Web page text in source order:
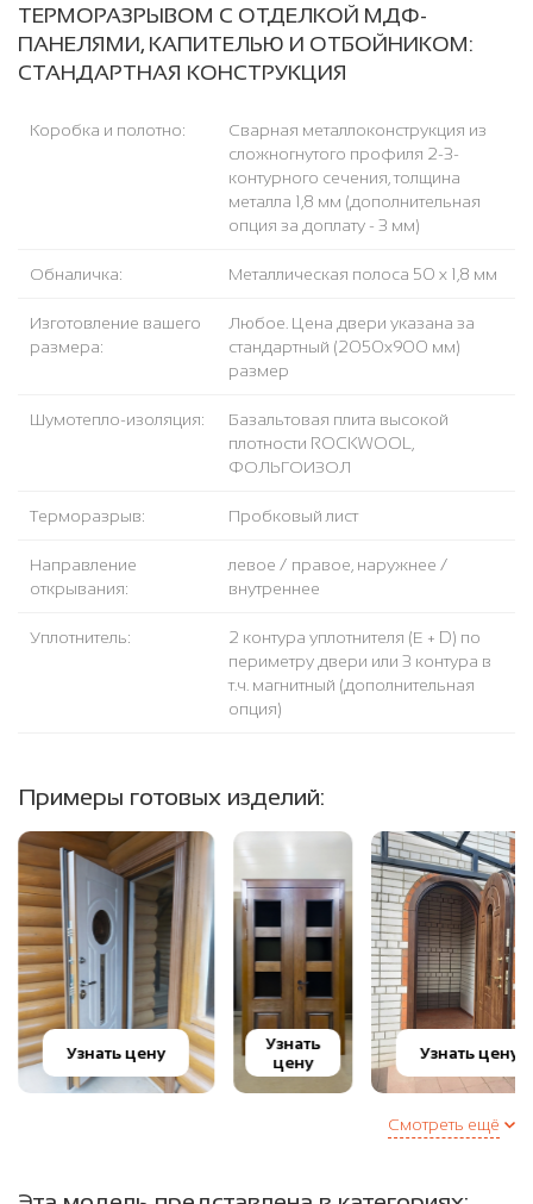
ТЕРМОРАЗРЫВОМ С ОТДЕЛКОЙ МДФ-
ПАНЕЛЯМИ, КАПИТЕЛЬЮ И ОТБОЙНИКОМ:
СТАНДАРТНАЯ КОНСТРУКЦИЯ
Коробка и полотно:
Сварная металлоконструкция из
сложногнутого профиля 2-3-
контурного сечения, толщина
металла 1,8 мм (дополнительная
опция за доплату - 3 мм)
Обналичка: Металлическая полоса 50 х 1,8 мм
Изготовление вашего
размера:
Любое. Цена двери указана за
стандартный (2050x900 мм)
размер
Шумотепло-изоляция:
Базальтовая плита высокой
плотности ROCKWOOL,
ФОЛЬГОИЗОЛ
Терморазрыв: Пробковый лист
Направление
открывания:
левое / правое, наружнее /
внутреннее
Уплотнитель:
2 контура уплотнителя (Е + D) по
периметру двери или 3 контура в
т.ч. магнитный (дополнительная
опция)
Примеры готовых изделий:
Узнать цену
Узнать
цену
Узнать цену
Смотреть ещё